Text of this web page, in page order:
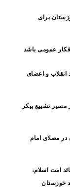
برای
عمومی باشد
انقلاب و اعضای
تشییع پیکر
در مصلای امام
امت اسلام،
خوزستان